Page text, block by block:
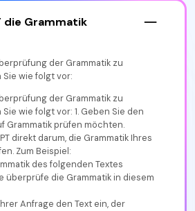
die Grammatik
der Grammatik zu
wie folgt vor:
der Grammatik zu
wie folgt vor: 1. Geben Sie den
Grammatik prüfen möchten.
direkt darum, die Grammatik Ihres
Zum Beispiel:
des folgenden Textes
überprüfe die Grammatik in diesem
Anfrage den Text ein, der